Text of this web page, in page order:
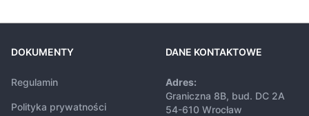
DOKUMENTY
Regulamin
Polityka prywatności
DANE KONTAKTOWE
Adres:
Graniczna 8B, bud. DC 2A
54-610 Wrocław